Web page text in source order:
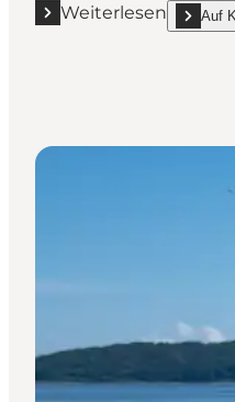
Weiterlesen
Mehr erfahren "LybyAuf
show